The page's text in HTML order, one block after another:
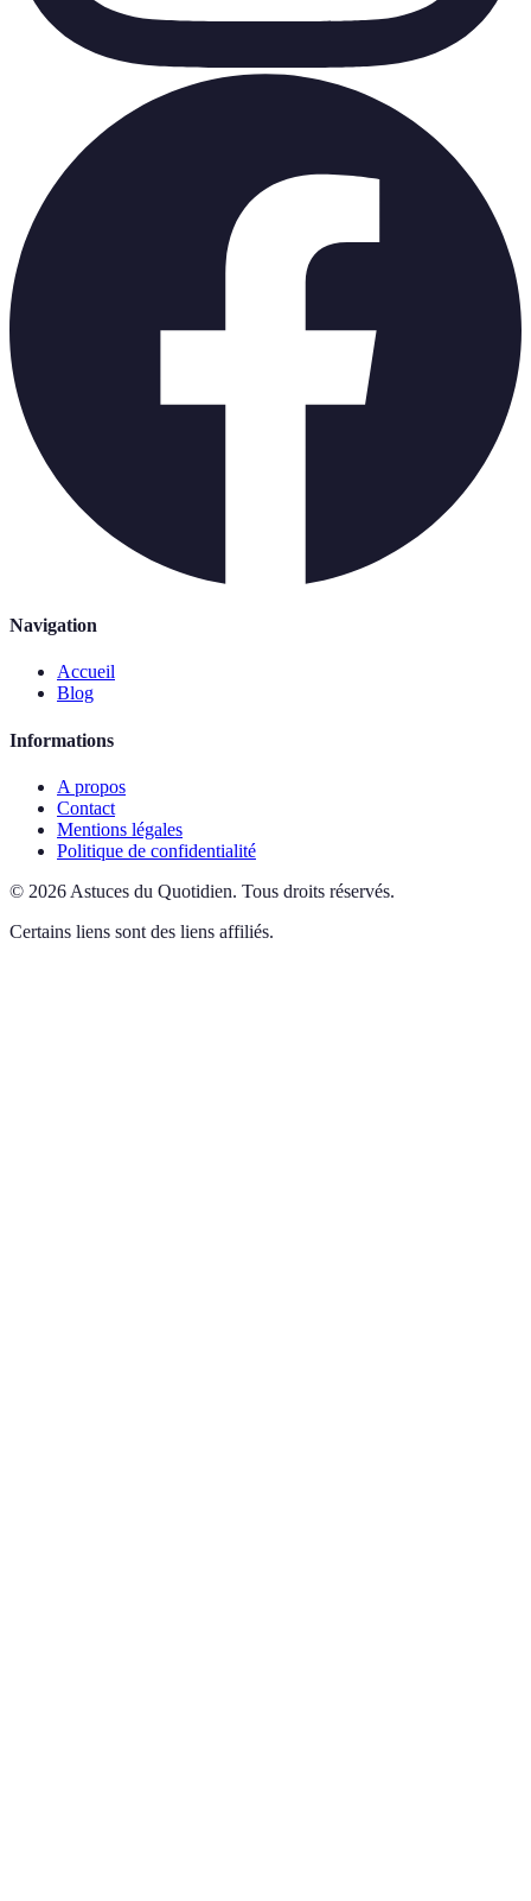
Navigation
Accueil
Blog
Informations
A propos
Contact
Mentions légales
Politique de confidentialité
© 2026 Astuces du Quotidien. Tous droits réservés.
Certains liens sont des liens affiliés.